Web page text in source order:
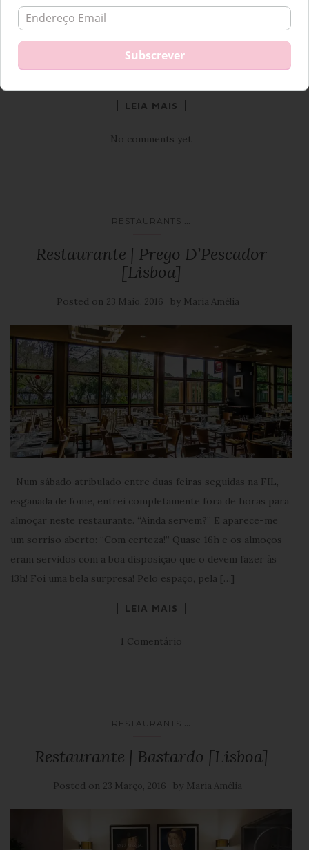
algum tempo! Gosto muito deste restaurante, como diria o
passagem, outras com reserva para assinalar alguma data
LEIA MAIS
No comments yet
RESTAURANTS ...
Restaurante | Prego D’Pescador
[Lisboa]
Posted on 23 Maio, 2016 by Maria Amélia
Num sábado atribulado entre duas feiras seguidas na FIL,
esganada de fome, entrei completamente fora de horas para
almoçar neste restaurante. “Ainda servem?” E aparece-me
um sorriso aberto: “Com certeza!” Quase 16h e os almoços
eram servidos com a boa disposição que o devem fazer às
13h! Foi uma bela surpresa! Pelo espaço, pela […]
LEIA MAIS
1 Comentário
RESTAURANTS
Restaurante | Bastardo [Lisboa]
Posted on 23 Março, 2016 by Maria Amélia